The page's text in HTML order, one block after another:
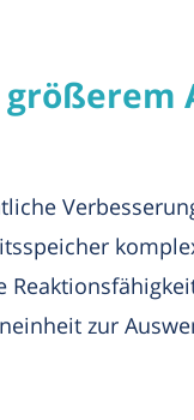
zur